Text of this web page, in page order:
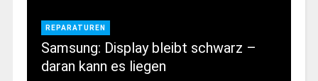
REPARATUREN
Samsung: Display bleibt schwarz –
daran kann es liegen